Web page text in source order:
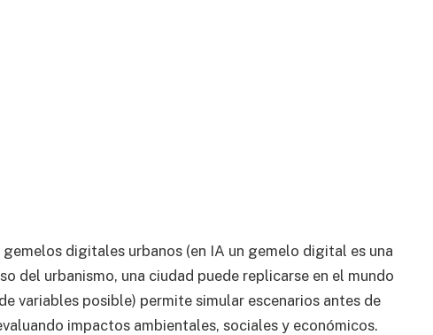
digitales urbanos (en IA un gemelo digital es una
del urbanismo, una ciudad puede replicarse en el mundo
variables posible) permite simular escenarios antes de
impactos ambientales, sociales y económicos.